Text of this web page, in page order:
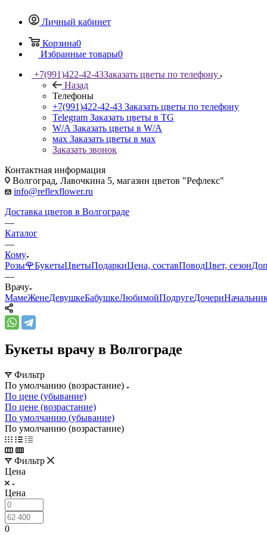
Личный кабинет
Корзина0
Избранные товары0
+7(991)422-42-43Заказать цветы по телефону
Назад
Телефоны
+7(991)422-42-43 Заказать цветы по телефону
Telegram Заказать цветы в TG
W/A Заказать цветы в W/A
мах Заказать цветы в мах
Заказать звонок
Контактная информация
Волгоград, Лавочкина 5, магазин цветов "Рефлекс"
info@reflexflower.ru
Доставка цветов в Волгограде
—
Каталог
—
Кому
Розы🌹БукетыЦветыПодаркиЦена, составПоводЦвет, сезон
—
Врачу
МамеЖенеДевушкеБабушкеЛюбимойПодругеДочери
Букеты врачу в Волгограде
Фильтр
По умолчанию (возрастание)
По цене (убывание)
По цене (возрастание)
По умолчанию (убывание)
По умолчанию (возрастание)
Фильтр
Цена
Цена
0